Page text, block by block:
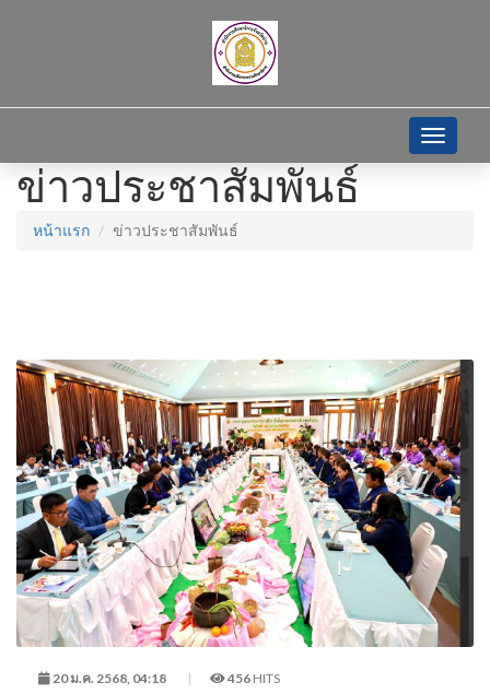
Toggle
ข่าวประชาสัมพันธ์
หน้าแรก ข่าวประชาสัมพันธ์
20 ม.ค. 2568, 04:18 456 HITS